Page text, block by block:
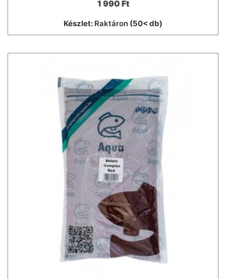
1 990 Ft
Készlet: Raktáron (50< db)